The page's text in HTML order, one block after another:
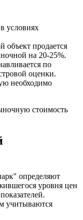
условиях
объект продается
на 20-25%.
по
оценки.
необходимо
стоимость
определяют
уровня цен
учитываются